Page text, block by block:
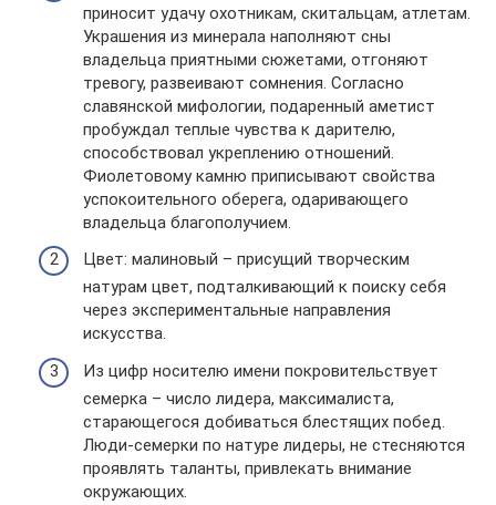
приносит удачу охотникам, скитальцам, атлетам.
Украшения из минерала наполняют сны
владельца приятными сюжетами, отгоняют
тревогу, развеивают сомнения. Согласно
славянской мифологии, подаренный аметист
пробуждал теплые чувства к дарителю,
способствовал укреплению отношений.
Фиолетовому камню приписывают свойства
успокоительного оберега, одаривающего
владельца благополучием.
Цвет: малиновый – присущий творческим
натурам цвет, подталкивающий к поиску себя
через экспериментальные направления
искусства.
Из цифр носителю имени покровительствует
семерка – число лидера, максималиста,
старающегося добиваться блестящих побед.
Люди-семерки по натуре лидеры, не стесняются
проявлять таланты, привлекать внимание
окружающих.